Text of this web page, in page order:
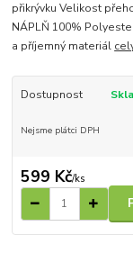
přikrývku Velikost
NÁPLŇ 100%
a příjemný materiál
Dostupnost
Nejsme plátci DPH
599 Kč/ks